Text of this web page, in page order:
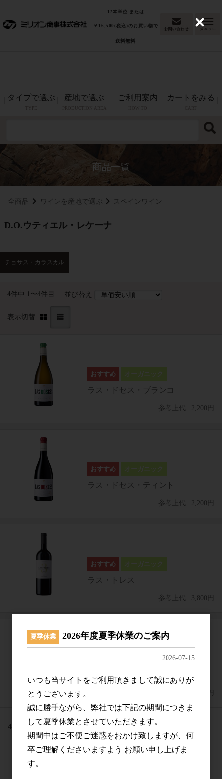
「東京ウイスキー&スピリッツコンペティション
2026(洋酒部門)」グレンファークラス17年カスクストレングスが
12本単位 または
￥16,500(税込)のお買い物で
送料無料
タイプで選ぶ 産地で選ぶ ご利用案内 カートをみる
全商品 ワインを産地で選ぶ スペインワイン
D.O.ウティエル・レケーナ
チョサス・カラスカル
4件中 1〜4件目 並び替え
表示切替
オーガニック
ラス・ドセス・ブランコ
参考上代 2,200円
オーガニック
ラス・ドセス・ティント
参考上代 2,200円
オーガニック
ラス・トレス
参考上代 3,800円
オーガニック
ラス・オチョ
4件中 1〜4件目
夏季休業 2026年度夏季休業のご案内
2026-07-15
いつも当サイトをご利用頂きまして誠にありが
とうございます。
誠に勝手ながら、弊社では下記の期間につきま
して夏季休業とさせていただきます。
期間中はご不便ご迷惑をおかけ致しますが、何
卒ご理解くださいますよう お願い申し上げま
す。
C